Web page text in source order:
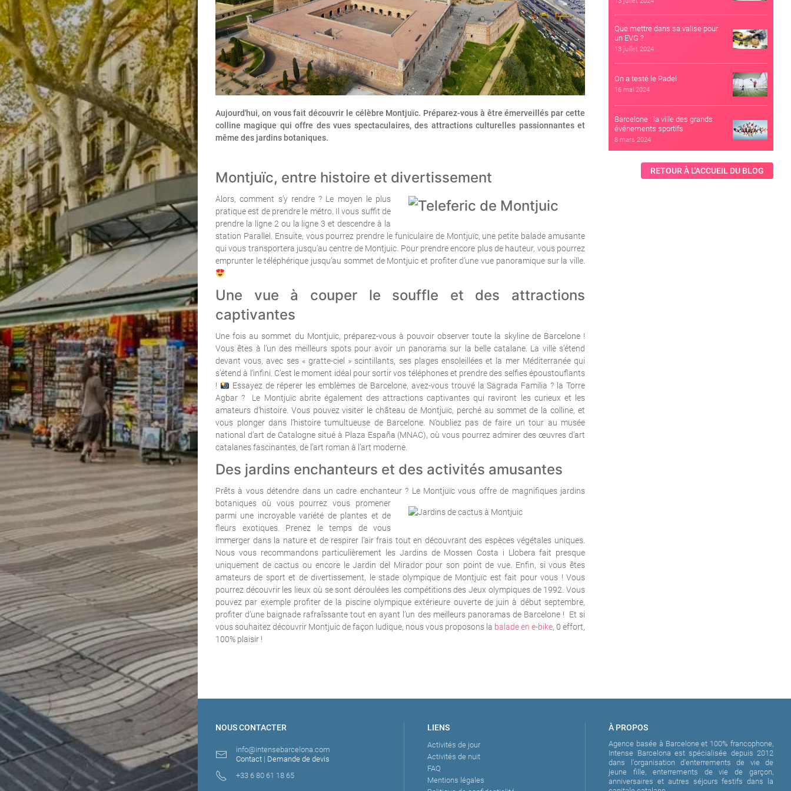
Que mettre dans sa valise pour
un EVG ?
13 juillet 2024
On a testé le Padel
16 mai 2024
Barcelone : la ville des grands
événements sportifs
8 mars 2024
RETOUR À L'ACCUEIL DU BLOG
Aujourd'hui, on vous fait découvrir le célèbre Montjuïc. Préparez-vous à être émerveillés par cette
colline magique qui offre des vues spectaculaires, des attractions culturelles passionnantes et
même des jardins botaniques.
Montjuïc, entre histoire et divertissement
Alors, comment s’y rendre ? Le moyen le plus
pratique est de prendre le métro. Il vous suffit de
prendre la ligne 2 ou la ligne 3 et descendre à la
station Parallel. Ensuite, vous pourrez prendre le funiculaire de Montjuïc, une petite balade amusante
qui vous transportera jusqu’au centre de Montjuic. Pour prendre encore plus de hauteur, vous pourrez
emprunter le téléphérique jusqu’au sommet de Montjuic et profiter d’une vue panoramique sur la ville.
Une vue à couper le souffle et des attractions
captivantes
Une fois au sommet du Montjuïc, préparez-vous à pouvoir observer toute la skyline de Barcelone !
Vous êtes à l’un des meilleurs spots pour avoir un panorama sur la belle catalane. La ville s’étend
devant vous, avec ses « gratte-ciel » scintillants, ses plages ensoleillées et la mer Méditerranée qui
s’étend à l’infini. C’est le moment idéal pour sortir vos téléphones et prendre des selfies époustouflants
!
Essayez de réperer les emblèmes de Barcelone, avez-vous trouvé la Sagrada Familia ? la Torre
Agbar ?
Le Montjuïc abrite également des attractions captivantes qui raviront les curieux et les
amateurs d’histoire. Vous pouvez visiter le château de Montjuïc, perché au sommet de la colline, et
vous plonger dans l’histoire tumultueuse de Barcelone. N’oubliez pas de faire un tour au musée
national d’art de Catalogne situé à Plaza España (MNAC), où vous pourrez admirer des œuvres d’art
catalanes fascinantes, de l’art roman à l’art moderne.
Des jardins enchanteurs et des activités amusantes
Prêts à vous détendre dans un cadre enchanteur ? Le Montjuïc vous offre de magnifiques jardins
botaniques où vous pourrezvous promener
parmi une incroyablevariété de plantes et de
fleurs exotiques. Prenez le temps de vous
immerger dans la nature et de respirer l’air frais tout en découvrant des espèces végétales uniques.
Nous vous recommandons particulièrement les Jardins de Mossen Costa i Llobera fait presque
uniquement de cactus ou encore le Jardin del Mirador pour son point de vue. Enfin, si vous êtes
amateurs de sport et de divertissement, le stade olympique de Montjuïc est fait pour vous ! Vous
pourrez découvrir les lieux où se sont déroulées les compétitions des Jeux olympiques de 1992. Vous
pouvez par exemple profiter de la piscine olympique extérieure ouverte de juin à début septembre,
profiter d’une baignade rafraîssante tout en ayant l’un des meilleurs panoramas de Barcelone !
Et si
vous souhaitez découvrir Montjuic de façon ludique, nous vous proposons la balade en e-bike, 0 effort,
100% plaisir !
NOUS CONTACTER
info@intensebarcelona.com
Contact | Demande de devis
+33 6 80 61 18 65
LIENS
Activités de jour
Activités de nuit
FAQ
Mentions légales
À PROPOS
Agence basée à Barcelone et 100% francophone,
Intense Barcelona est spécialisée depuis 2012
dans l'organisation d'enterrements de vie de
jeune fille, enterrements de vie de garçon,
anniversaires et autres séjours festifs dans la